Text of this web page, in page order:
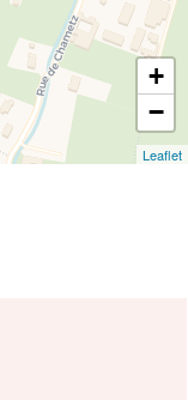
+
−
Leaflet